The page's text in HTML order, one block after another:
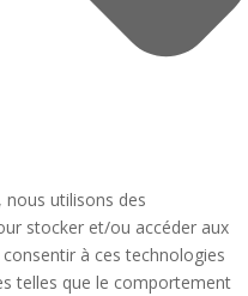
nous utilisons des
stocker et/ou accéder aux
à ces technologies
telles que le comportement